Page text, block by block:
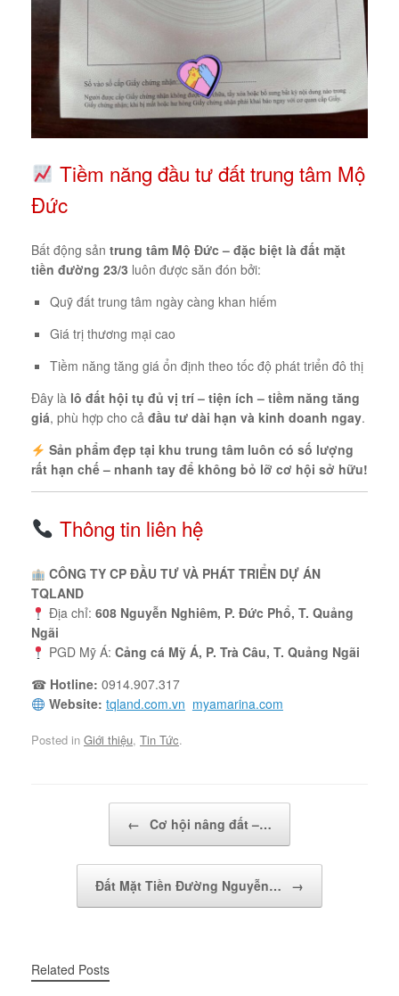
Tiềm năng đầu tư đất trung tâm Mộ
Đức
Bất động sản trung tâm Mộ Đức – đặc biệt là đất mặt
tiền đường 23/3 luôn được săn đón bởi:
Quỹ đất trung tâm ngày càng khan hiếm
Giá trị thương mại cao
Tiềm năng tăng giá ổn định theo tốc độ phát triển đô thị
Đây là lô đất hội tụ đủ vị trí – tiện ích – tiềm năng tăng
giá, phù hợp cho cả đầu tư dài hạn và kinh doanh ngay.
Sản phẩm đẹp tại khu trung tâm luôn có số lượng
rất hạn chế – nhanh tay để không bỏ lỡ cơ hội sở hữu!
Thông tin liên hệ
CÔNG TY CP ĐẦU TƯ VÀ PHÁT TRIỂN DỰ ÁN
TQLAND
Địa chỉ: 608 Nguyễn Nghiêm, P. Đức Phổ, T. Quảng
Ngãi
PGD Mỹ Á: Cảng cá Mỹ Á, P. Trà Câu, T. Quảng Ngãi
☎ Hotline: 0914.907.317
Website: tqland.com.vn myamarina.com
Posted in Giới thiệu, Tin Tức.
← Cơ hội nâng đất –…
Đất Mặt Tiền Đường Nguyễn… →
Related Posts